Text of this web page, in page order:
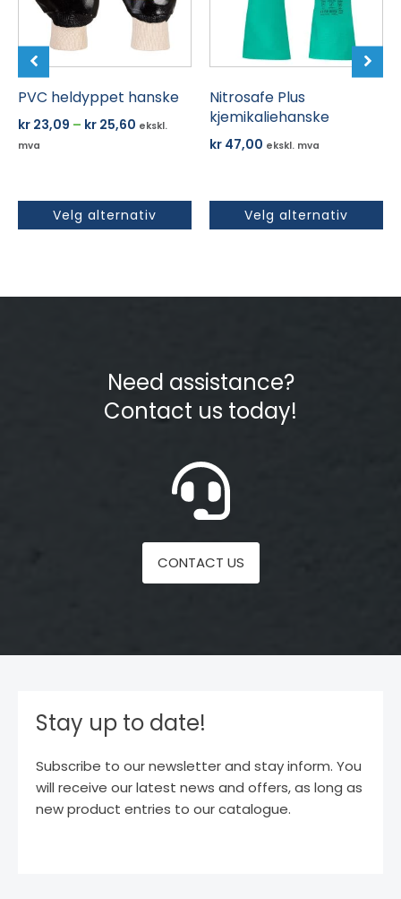
PVC heldyppet hanske
kr 23,09 – kr 25,60 Prisområde:
ekskl.
mva
Velg alternativ
Alternativene
velges
på
produktsiden
Nitrosafe Plus
kjemikaliehanske
kr47,00 ekskl. mva
Velg alternativ
Alternativene
velges
produktsiden
Need assistance?
Contact us today!
CONTACT US
Stay up to date!
Subscribe to our newsletter and stay inform. You
will receive our latest news and offers, as long as
new product entries to our catalogue.